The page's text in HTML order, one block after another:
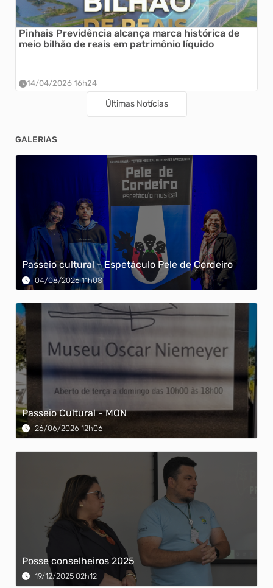
Pinhais Previdência alcança marca histórica de
meio bilhão de reais em patrimônio líquido
14/04/2026 16h24
Últimas Notícias
GALERIAS
Passeio cultural - Espetáculo Pele de Cordeiro
04/08/2026 11h08
Passeio Cultural - MON
26/06/2026 12h06
Posse conselheiros 2025
19/12/2025 02h12